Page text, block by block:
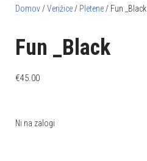
Domov /Verižice / Pletene / Fun _Black
Fun _Black
€45.00
Ni na zalogi